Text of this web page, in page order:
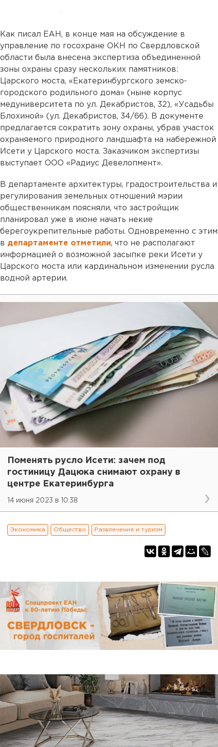
Как писал ЕАН, в конце мая на обсуждение в
управление по госохране ОКН по Свердловской
области была внесена экспертиза объединенной
зоны охраны сразу нескольких памятников:
Царского моста, «Екатеринбургского земско-
городского родильного дома» (ныне корпус
медуниверситета по ул. Декабристов, 32), «Усадьбы
Блохиной» (ул. Декабристов, 34/66). В документе
предлагается сократить зону охраны, убрав участок
охраняемого природного ландшафта на набережной
Исети у Царского моста. Заказчиком экспертизы
выступает ООО «Радиус Девелопмент».
В департаменте архитектуры, градостроительства и
регулирования земельных отношений мэрии
общественникам поясняли, что застройщик
планировал уже в июне начать некие
берегоукрепительные работы. Одновременно с этим
в департаменте отметили, что не располагают
информацией о возможной засыпке реки Исети у
Царского моста или кардинальном изменении русла
водной артерии.
Поменять русло Исети: зачем под
гостиницу Дацюка снимают охрану в
центре Екатеринбурга
14 июня 2023 в 10:38
Экономика Общество Развлечения и туризм